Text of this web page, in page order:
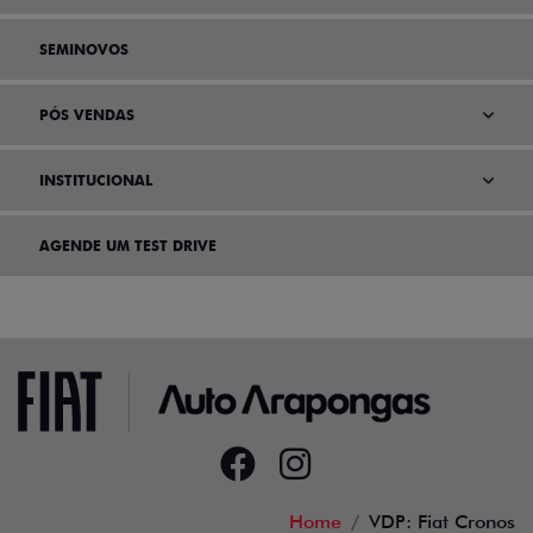
SEMINOVOS
PÓS VENDAS
INSTITUCIONAL
AGENDE UM TEST DRIVE
Home VDP: Fiat Cronos